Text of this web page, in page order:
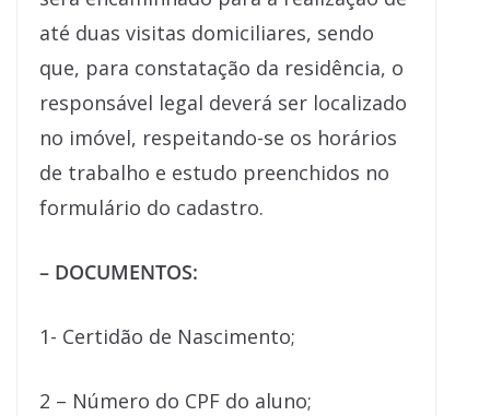
até duas visitas domiciliares, sendo
que, para constatação da residência, o
responsável legal deverá ser localizado
no imóvel, respeitando-se os horários
de trabalho e estudo preenchidos no
formulário do cadastro.
– DOCUMENTOS:
1- Certidão de Nascimento;
2 – Número do CPF do aluno;